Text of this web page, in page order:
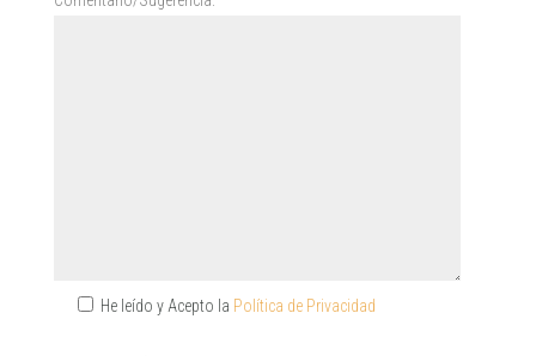
He leído y Acepto la Política de Privacidad